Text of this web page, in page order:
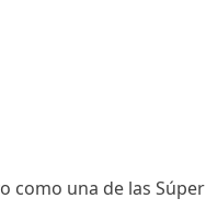
como una de las Súper